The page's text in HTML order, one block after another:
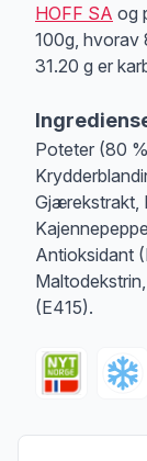
HOFF SA og
100g, hvorav
31.20 g er
Poteter (80
Gjærekstrakt,
Antioksidant
(E415).